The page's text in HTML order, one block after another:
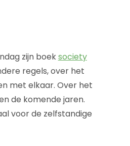
zijn boeksociety
regels, over het
met elkaar. Over het
de komende jaren.
voor de zelfstandige